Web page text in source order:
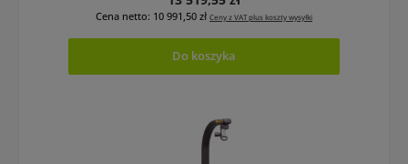
Cena netto: 10 991,50 zł Ceny z VAT plus koszty wysyłki
Do koszyka